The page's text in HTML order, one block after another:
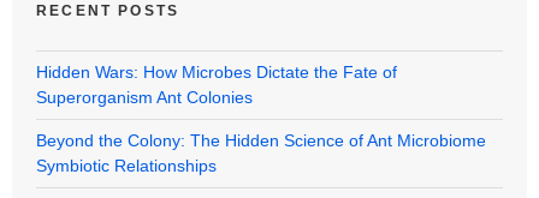
RECENT POSTS
Hidden Wars: How Microbes Dictate the Fate of
Superorganism Ant Colonies
Beyond the Colony: The Hidden Science of Ant Microbiome
Symbiotic Relationships